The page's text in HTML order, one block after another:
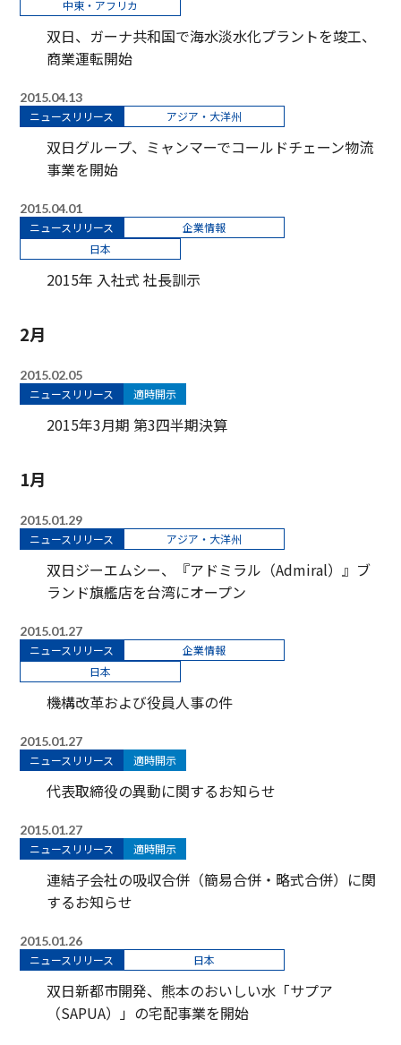
中東・アフリカ
双日、ガーナ共和国で海水淡水化プラントを竣工、
商業運転開始
2015.04.13
ニュースリリース
アジア・大洋州
双日グループ、ミャンマーでコールドチェーン物流
事業を開始
2015.04.01
ニュースリリース
企業情報
日本
2015年 入社式 社長訓示
2月
2015.02.05
ニュースリリース
適時開示
2015年3月期 第3四半期決算
1月
2015.01.29
ニュースリリース
アジア・大洋州
双日ジーエムシー、『アドミラル（Admiral）』ブ
ランド旗艦店を台湾にオープン
2015.01.27
ニュースリリース
企業情報
日本
機構改革および役員人事の件
2015.01.27
ニュースリリース
適時開示
代表取締役の異動に関するお知らせ
2015.01.27
ニュースリリース
適時開示
連結子会社の吸収合併（簡易合併・略式合併）に関
するお知らせ
2015.01.26
ニュースリリース
日本
双日新都市開発、熊本のおいしい水「サプア
（SAPUA）」の宅配事業を開始